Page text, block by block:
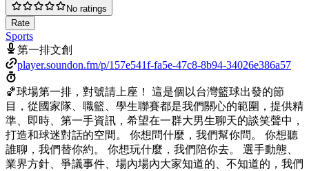
No ratings
Rate
Sports
第一排文創
player.soundon.fm/p/157e541f-fa5e-47c8-8b94-34026e386a57
🏀球場第一排，對號請上座！ 這是個以台灣籃球出發的節
目，從國家隊、職籃、學生聯賽都是我們關心的範圍，提供精
準、即時、第一手資訊，希望在一群大男生聊天的談笑聲中，
打造和球迷對話的空間。 你想問什麼，我們幫你問。 你想聽
誰聊，我們替你約。 你想玩什麼，我們陪你去。 選手動態、
業界方針、爭議事件、場內場內大家知道的、不知道的，我們